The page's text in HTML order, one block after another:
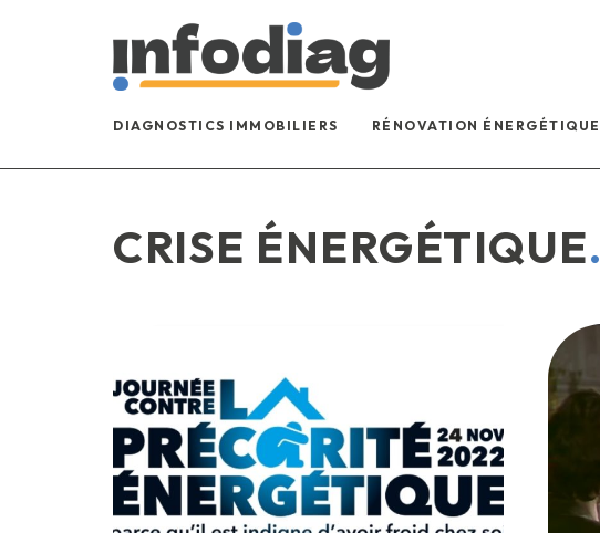
DIAGNOSTICS IMMOBILIERS RÉNOVATION ÉNERGÉTIQUE
CRISE ÉNERGÉTIQUE.